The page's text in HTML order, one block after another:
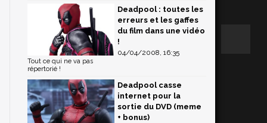
Deadpool : toutes les
erreurs et les gaffes
du film dans une vidéo
!
04/04/2008, 16:35
Tout ce qui ne va pas
répertorié !
Deadpool casse
internet pour la
sortie du DVD (meme
+ bonus)